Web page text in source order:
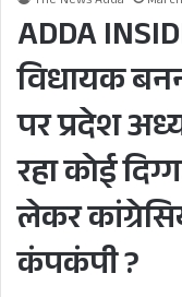
ADDA
विधायक
पर प्रदेश
रहा कोई
लेकर
कंपकंपी ?